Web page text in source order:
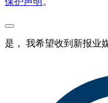
是， 我希望收到新报业